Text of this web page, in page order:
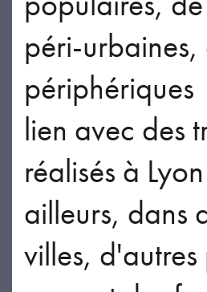
péri-urbaines,
lien avec des
réalisés à
ailleurs, dans
villes,